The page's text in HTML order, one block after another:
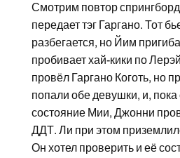
Смотрим повтор
передает тэг Гаргано. Тот
разбегается, но Йим
пробивает хай-кики по
провёл Гаргано Коготь, но
попали обе девушки, и,
состояние Мии, Джонни
ДДТ. Ли при этом
Он хотел проверить и её